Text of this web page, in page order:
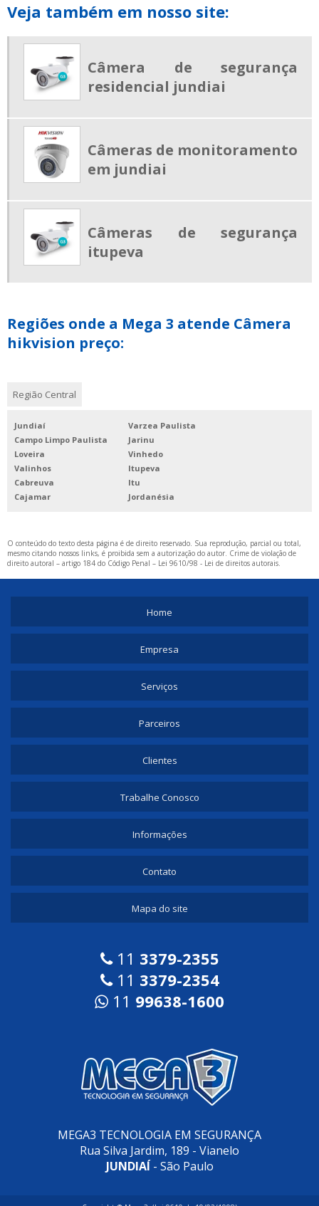
CONTROLE DE ACESSO CONDOMINIAL
KIT CERCA ELETRICA JUNDIAI
MOTOR DE PORTÃO PREÇO
SISTEMA DE ALARME JUNDIAI
VENDA DE CFTV
VÍDEO PORTEIRO ELETRÔNICO
CERCA DE SEGURANÇA CONCERTINA PREÇO
COMPRAR MOTOR DE PORTÃO
FORNECEDOR DE INTERFONE PARA PORTARIA
SISTEMA DE CONTROLE DE ACESSO CONDOMINIAL
VÍDEO PORTEIRO ELETRÔNICO PARA CONDOMINIO
Veja também em nosso site:
Câmera de segurança
residencial jundiai
Câmeras de monitoramento
em jundiai
Câmeras de segurança
itupeva
Regiões onde a Mega 3 atende Câmera
hikvision preço:
Região Central
Jundiaí
Varzea Paulista
Campo Limpo Paulista
Jarinu
Loveira
Vinhedo
Valinhos
Itupeva
Cabreuva
Itu
Cajamar
Jordanésia
O conteúdo do texto desta página é de direito reservado. Sua reprodução, parcial ou total,
mesmo citando nossos links, é proibida sem a autorização do autor. Crime de violação de
direito autoral – artigo 184 do Código Penal – Lei 9610/98 - Lei de direitos autorais.
Home
Empresa
Serviços
Parceiros
Clientes
Trabalhe Conosco
Informações
Contato
Mapa do site
11 3379-2355
11 3379-2354
11 99638-1600
MEGA3 TECNOLOGIA EM SEGURANÇA
Rua Silva Jardim, 189 - Vianelo
JUNDIAÍ- São Paulo